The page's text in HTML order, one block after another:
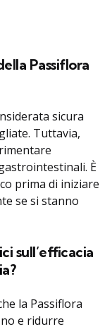
Passiflora
sicura
Tuttavia,
È
prima di iniziare
se si stanno
sull’efficacia
la Passiflora
e ridurre